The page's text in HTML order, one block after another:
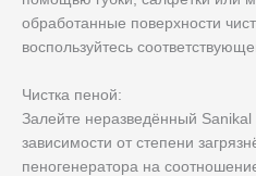
обработанные поверхности
воспользуйтесь
Чистка пеной:
Залейте неразведённый
зависимости от степени
пеногенератора на